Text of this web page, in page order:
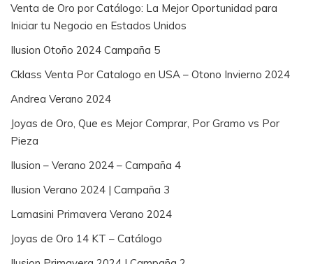
Venta de Oro por Catálogo: La Mejor Oportunidad para
Iniciar tu Negocio en Estados Unidos
Ilusion Otoño 2024 Campaña 5
Cklass Venta Por Catalogo en USA – Otono Invierno 2024
Andrea Verano 2024
Joyas de Oro, Que es Mejor Comprar, Por Gramo vs Por
Pieza
Ilusion – Verano 2024 – Campaña 4
Ilusion Verano 2024 | Campaña 3
Lamasini Primavera Verano 2024
Joyas de Oro 14 KT – Catálogo